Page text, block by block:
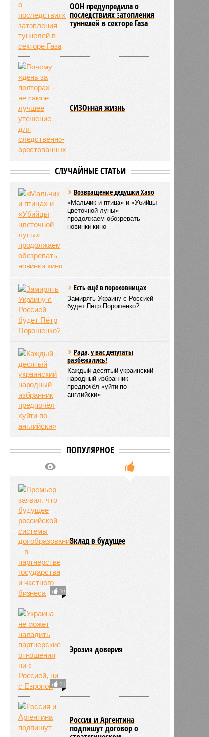
ООН предупредила о
последствиях затопления
туннелей в секторе Газа
СИЗОнная жизнь
СЛУЧАЙНЫЕ СТАТЬИ
Возвращение дедушки Хаяо
«Мальчик и птица» и «Убийцы
цветочной луны» –
продолжаем обозревать
новинки кино
Есть ещё в пороховницах
Замирять Украину с Россией
будет Пётр Порошенко?
Рада, у вас депутаты
разбежались!
Каждый десятый украинский
народный избранник
предпочёл «уйти по-
английски»
ПОПУЛЯРНОЕ
10
Вклад в будущее
13
Эрозия доверия
Россия и Аргентина
подпишут договор о